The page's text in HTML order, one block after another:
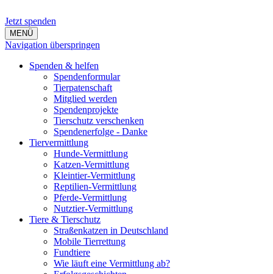
Jetzt spenden
MENÜ
Navigation überspringen
Spenden & helfen
Spendenformular
Tierpatenschaft
Mitglied werden
Spendenprojekte
Tierschutz verschenken
Spendenerfolge - Danke
Tiervermittlung
Hunde-Vermittlung
Katzen-Vermittlung
Kleintier-Vermittlung
Reptilien-Vermittlung
Pferde-Vermittlung
Nutztier-Vermittlung
Tiere & Tierschutz
Straßenkatzen in Deutschland
Mobile Tierrettung
Fundtiere
Wie läuft eine Vermittlung ab?